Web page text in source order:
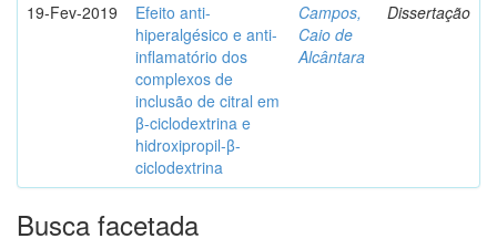
19-Fev-2019
Efeito anti-
hiperalgésico e anti-
inflamatório dos
complexos de
inclusão de citral em
β-ciclodextrina e
hidroxipropil-β-
ciclodextrina
Campos,
Caio de
Alcântara
Dissertação
Busca facetada